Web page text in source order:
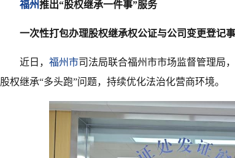
福州推出“股权继承一件事”服务
一次性打包办理股权继承权公证与公司变更登记
近日， 福州市司法局联合福州市市场监督管理局
股权继承“多头跑”问题，持续优化法治化营商环境。